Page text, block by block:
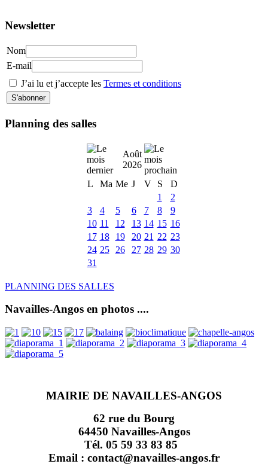
Newsletter
Nom
E-mail
J’ai lu et j’accepte les Termes et conditions
Planning des salles
Août
2026
L
Ma Me J V S
D
1
2
3
4 5 6 7 8
9
10 11 12 13 14 15 16
17 18 19 20 21 22 23
24 25 26 27 28 29 30
31
PLANNING DES SALLES
Navailles-Angos en photos ....
MAIRIE DE NAVAILLES-ANGOS
62 rue du Bourg
64450 Navailles-Angos
Tél. 05 59 33 83 85
Email : contact@navailles-angos.fr